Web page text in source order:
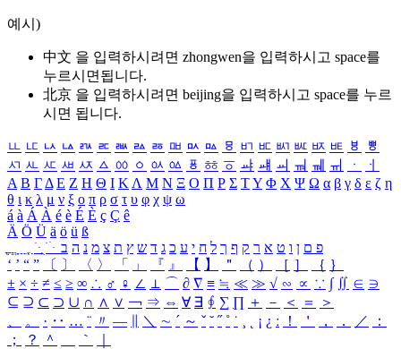
예시)
中文 을 입력하시려면 zhongwen을 입력하시고 space를
누르시면됩니다.
北京 을 입력하시려면 beijing을 입력하시고 space를 누르
시면 됩니다.
ㅥ ㅦ ㅧ ㅨ ㅩ ㅪ ㅫ ㅬ ㅭ ㅮ ㅯ ㅰ ㅱ ㅲ ㅳ ㅴ ㅵ ㅶ ㅷ ㅸ
ㅹ
ㅺ ㅻ ㅼ ㅽ ㅾ ㅿ ㆀ ㆁ ㆂ ㆃ ㆄ ㆅ ㆆ ㆇ ㆈ ㆉ ㆊ ㆋ ㆌ ㆍ
ㆎ
Α Β ΓΔ Ε Ζ Η Θ Ι ΚΛ Μ Ν Ξ Ο Π Ρ Σ ΤΥ Φ Χ Ψ Ω α β γ δ ε ζ η
θ ι κ λ μ ν ξ ο π ρ σ τ υ φ χ ψ ω
á à Á À é è É È ç Ç ê
Ä Ö Ü ä ö ü ß
ִֶֹ ֻּ ׁׂ פ ם ן ו ט א ר ק ף ך ל ח י ע כ ג ד ש ץ ת צ מ נ ה ב
‘ ’ “ ” 〔 〕 〈 〉 「 」 『 』 【 】 ＂ （ ） ［ ］ ｛ ｝
± × ÷ ≠ ≤ ≥ ∞ ∴ ♂ ♀ ∠ ⊥ ⌒ ∂ ∇ ≡ ≒ ≪ ≫ √ ∽ ∝ ∵ ∫ ∬ ∈ ∋
⊆ ⊇ ⊂ ⊃ ∪ ∩ ∧ ∨ ￢ ⇒ ⇔ ∀ ∃ ∮ ∑ ∏ ＋ － ＜ ＝
＞
、
。 · ‥ … ¨ 〃 ― ＼ ∼ ´ ～ ˇ ˘ ˝ ˚ ˙ ¸ ¡ ¿ ː ！ ＇ ， ． ／
：
；
？ ＾ ｀